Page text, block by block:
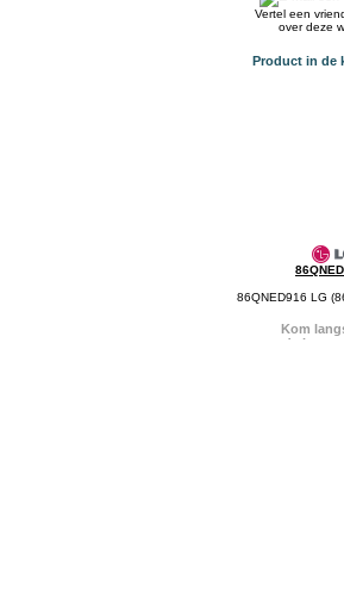
Vertel een
over deze
Product in de
86QNED916 LG